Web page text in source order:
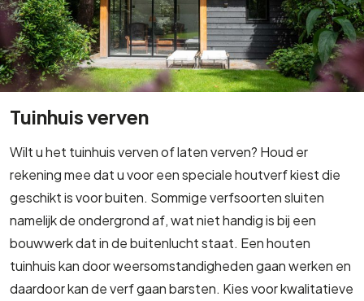
Tuinhuis verven
Wilt u het tuinhuis verven of laten verven? Houd er
rekening mee dat u voor een speciale houtverf kiest die
geschikt is voor buiten. Sommige verfsoorten sluiten
namelijk de ondergrond af, wat niet handig is bij een
bouwwerk dat in de buitenlucht staat. Een houten
tuinhuis kan door weersomstandigheden gaan werken en
daardoor kan de verf gaan barsten. Kies voor kwalitatieve